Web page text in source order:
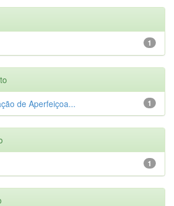
1
1
de Aperfeiçoa...
1